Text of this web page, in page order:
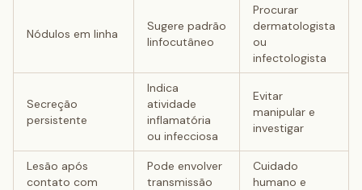
Nódulos em linha
Sugere padrão
linfocutâneo
Procurar
dermatologista
ou
infectologista
Secreção
persistente
Indica
atividade
inflamatória
ou infecciosa
Evitar
manipular e
investigar
Lesão após
contato com
Pode envolver
transmissão
Cuidado
humano e